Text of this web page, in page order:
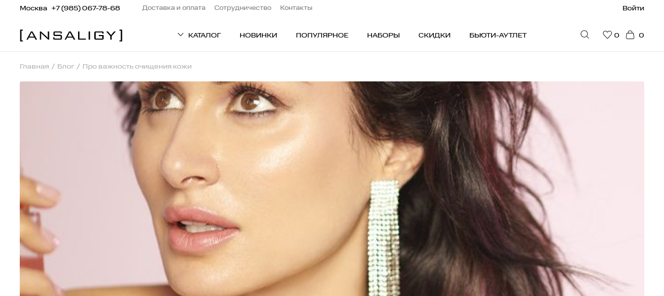
Главная Блог Про важность очищения кожи
Москва +7 (985) 067-78-68 Доставка и оплата Сотрудничество Контакты Войти
КАТАЛОГ НОВИНКИ ПОПУЛЯРНОЕ НАБОРЫ СКИДКИ БЬЮТИ-АУТЛЕТ
Патчи
Кремы
Средства для волос
Пилинг
Средства для тела
Скидки
Бьюти-гайд
Бестселлеры
Программа привилегий
Тина рекомендует
Подарочные сертификаты
Для мужчин
0 0